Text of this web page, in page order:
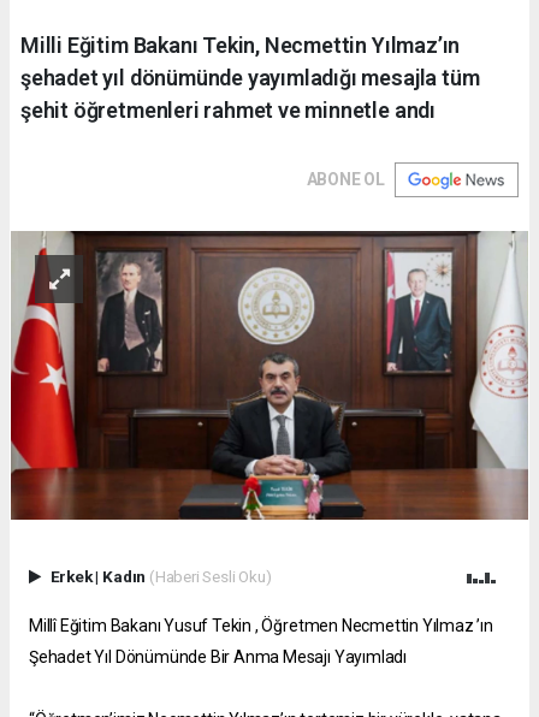
Milli Eğitim Bakanı Tekin, Necmettin Yılmaz’ın
şehadet yıl dönümünde yayımladığı mesajla tüm
şehit öğretmenleri rahmet ve minnetle andı
ABONE OL
Erkek| Kadın (Haberi Sesli Oku)
Millî Eğitim Bakanı Yusuf Tekin , Öğretmen Necmettin Yılmaz ’ın
Şehadet Yıl Dönümünde Bir Anma Mesajı Yayımladı